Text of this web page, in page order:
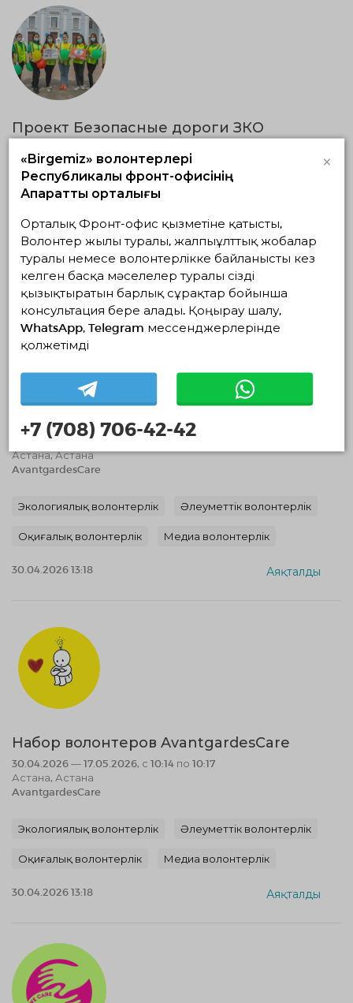
Проект Безопасные дороги ЗКО
Батыс Қазақстан облысы, Орал
ОО Гаухар жолы
06.05.2026 19:14 Аяқталды
Набор волонтеров AvantgardesCare
30.04.2026 — 17.05.2026, с 10:14 по 10:17
Астана, Астана
AvantgardesCare
Экологиялық волонтерлік Әлеуметтік волонтерлік
Оқиғалық волонтерлік Медиа волонтерлік
30.04.2026 13:18 Аяқталды
Набор волонтеров AvantgardesCare
30.04.2026 — 17.05.2026, с 10:14 по 10:17
Астана, Астана
AvantgardesCare
Экологиялық волонтерлік Әлеуметтік волонтерлік
Оқиғалық волонтерлік Медиа волонтерлік
30.04.2026 13:18 Аяқталды
«Birgemiz» волонтерлері
Республикалық фронт-офисінің
Ақпараттық орталығы
×
Орталық Фронт-офис қызметіне қатысты,
Волонтер жылы туралы, жалпыұлттық жобалар
туралы немесе волонтерлікке байланысты кез
келген басқа мәселелер туралы сізді
қызықтыратын барлық сұрақтар бойынша
консультация бере алады. Қоңырау шалу,
WhatsApp, Telegram мессенджерлерінде
қолжетімді
+7 (708) 706-42-42